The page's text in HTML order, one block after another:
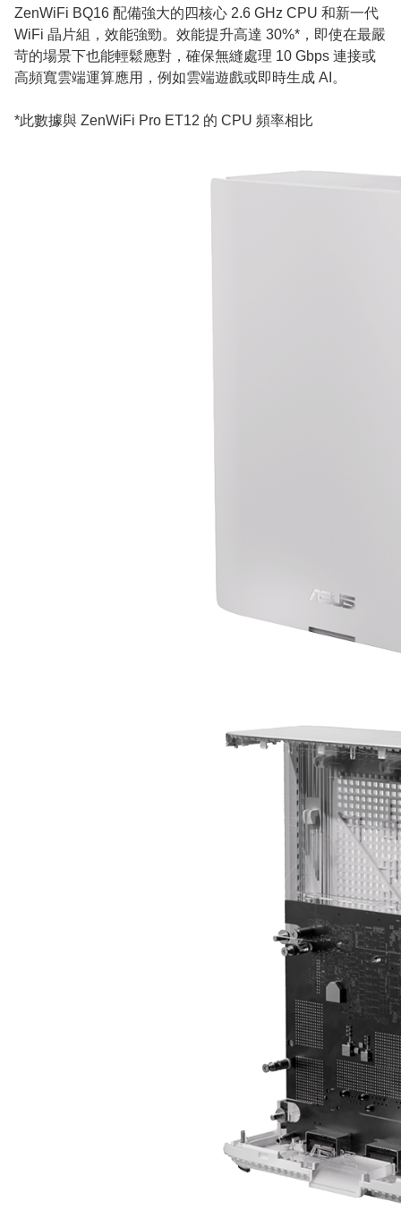
ZenWiFi BQ16 配備強大的四核心 2.6 GHz CPU 和新一代
WiFi 晶片組，效能強勁。效能提升高達 30%*，即使在最嚴
苛的場景下也能輕鬆應對，確保無縫處理 10 Gbps 連接或
高頻寬雲端運算應用，例如雲端遊戲或即時生成 AI。
*此數據與 ZenWiFi Pro ET12 的 CPU 頻率相比